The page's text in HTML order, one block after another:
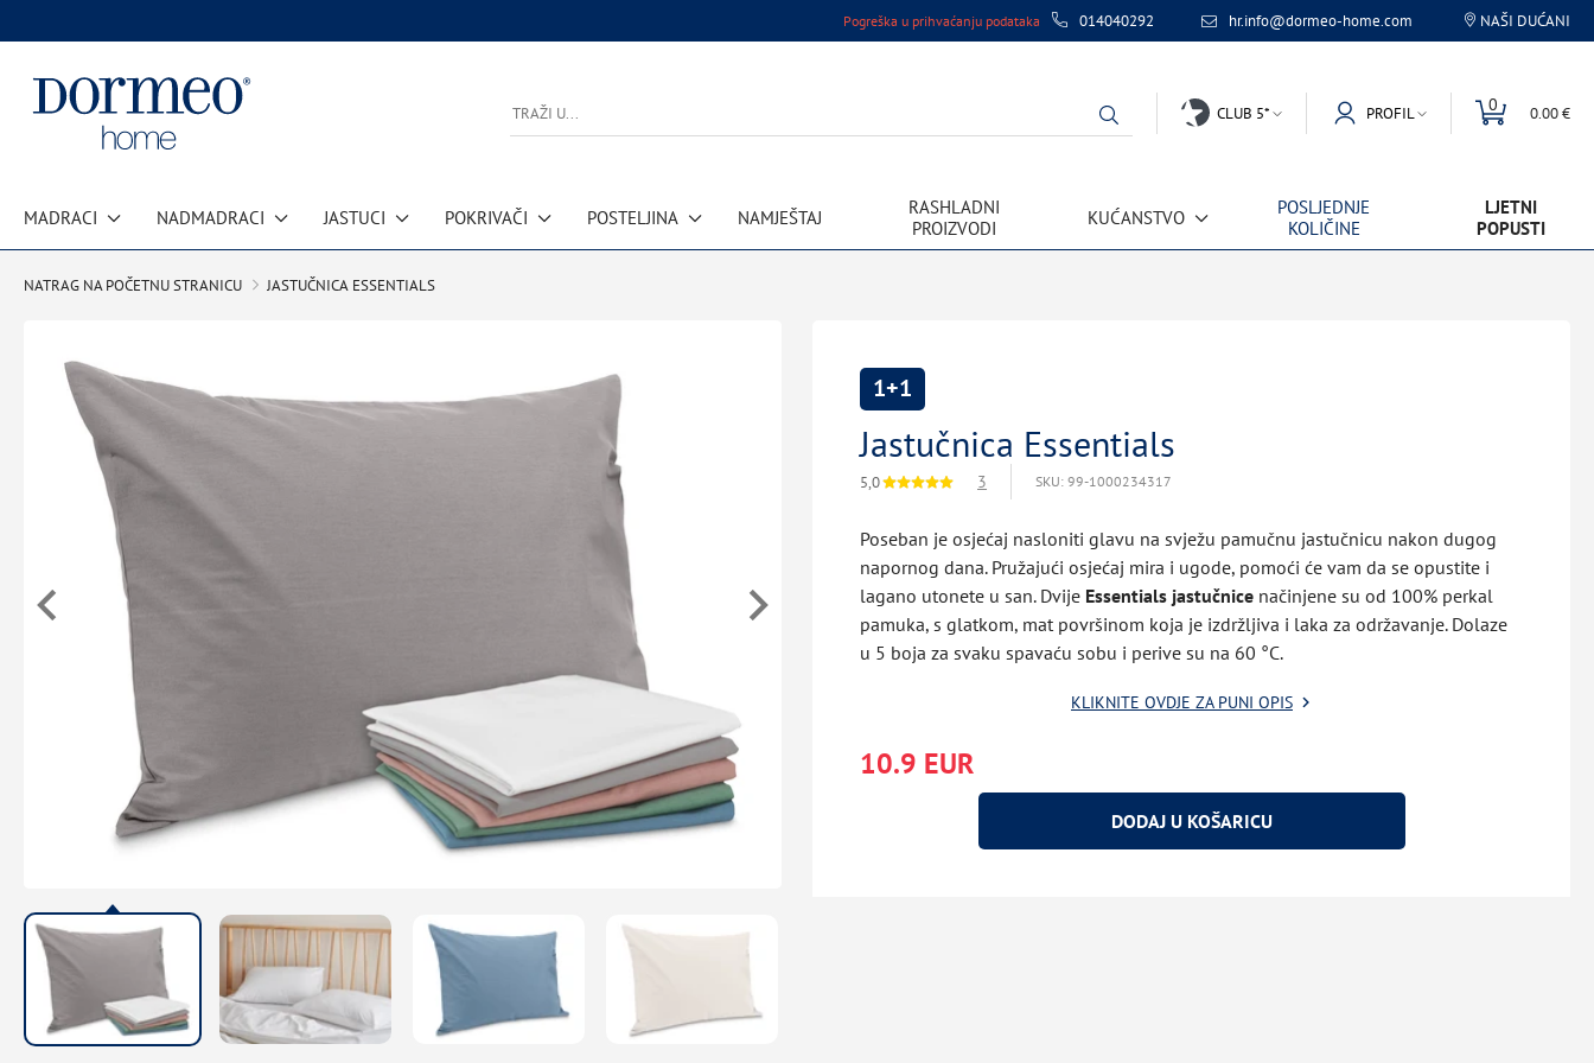
Pogreška u prihvaćanju podataka 014040292 hr.info@dormeo-home.com NAŠI DUĆANI
CLUB 5* PROFIL 0 0.00 €
MADRACI NADMADRACI JASTUCI POKRIVAČI POSTELJINA NAMJEŠTAJ
RASHLADNI
PROIZVODI
KUĆANSTVO
POSLJEDNJE
KOLIČINE
LJETNI
POPUSTI
NATRAG NA POČETNU STRANICU JASTUČNICA ESSENTIALS
1+1
Jastučnica Essentials
5,0 3 SKU: 99-1000234317
Poseban je osjećaj nasloniti glavu na svježu pamučnu jastučnicu nakon dugog
napornog dana. Pružajući osjećaj mira i ugode, pomoći će vam da se opustite i
lagano utonete u san. Dvije Essentials jastučnice načinjene su od 100% perkal
pamuka, s glatkom, mat površinom koja je izdržljiva i laka za održavanje. Dolaze
u 5 boja za svaku spavaću sobu i perive su na 60 °C.
KLIKNITE OVDJE ZA PUNI OPIS
10.9 EUR
DODAJ U KOŠARICU